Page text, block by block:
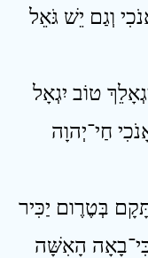
וְגַם יֵשׁ גֹּאֵל
טוֹב יִגְאָל
חַי־יְהוָה
בְּטֶרֶום יַכִּיר
הָאִשָּׁה